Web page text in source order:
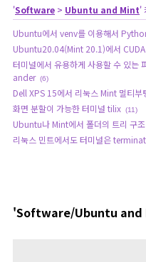
'Software > Ubuntu and Mint'
Ubuntu에서 venv를 이용해서
Ubuntu20.04(Mint 20.1)에서
터미널에서 유용하게 사용할 수 있
ander (6)
Dell XPS 15에서 리눅스 Mint 멀티부
화면 분할이 가능한 터미널 tilix (11)
Ubuntu나 Mint에서 폴더의 트리 구
리눅스 민트에서도 터미널은
'Software/Ubuntu and